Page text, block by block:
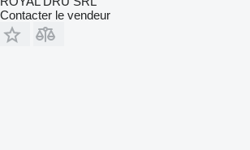
Contacter le vendeur